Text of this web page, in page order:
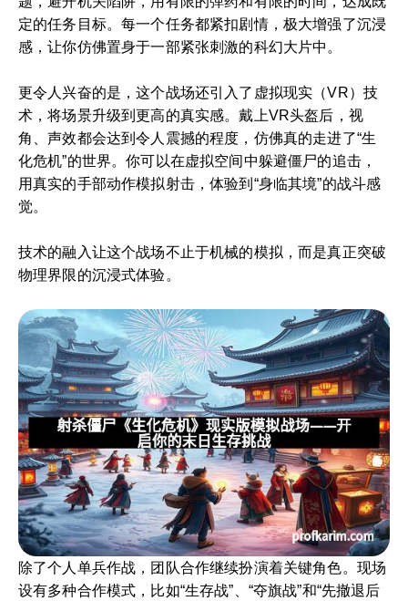
定的任务目标。每一个任务都紧扣剧情，极大增强了沉浸
感，让你仿佛置身于一部紧张刺激的科幻大片中。
更令人兴奋的是，这个战场还引入了虚拟现实（VR）技
术，将场景升级到更高的真实感。戴上VR头盔后，视
角、声效都会达到令人震撼的程度，仿佛真的走进了“生
化危机”的世界。你可以在虚拟空间中躲避僵尸的追击，
用真实的手部动作模拟射击，体验到“身临其境”的战斗感
觉。
技术的融入让这个战场不止于机械的模拟，而是真正突破
物理界限的沉浸式体验。
除了个人单兵作战，团队合作继续扮演着关键角色。现场
设有多种合作模式，比如“生存战”、“夺旗战”和“先撤退后